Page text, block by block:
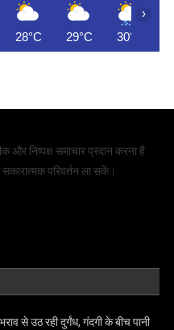
28°C 29°C 30°C
›
और निष्पक्ष समाचार प्रदान करना है
परिवर्तन ला सकें।
से उठ रही दुर्गंध, गंदगी के बीच पानी